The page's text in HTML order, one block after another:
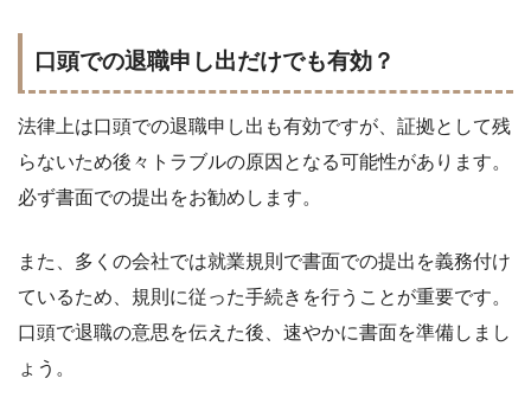
口頭での退職申し出だけでも有効？
法律上は口頭での退職申し出も有効ですが、証拠として残
らないため後々トラブルの原因となる可能性があります。
必ず書面での提出をお勧めします。
また、多くの会社では就業規則で書面での提出を義務付け
ているため、規則に従った手続きを行うことが重要です。
口頭で退職の意思を伝えた後、速やかに書面を準備しまし
ょう。